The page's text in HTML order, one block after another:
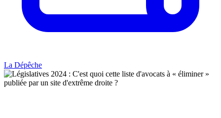
La Dépêche